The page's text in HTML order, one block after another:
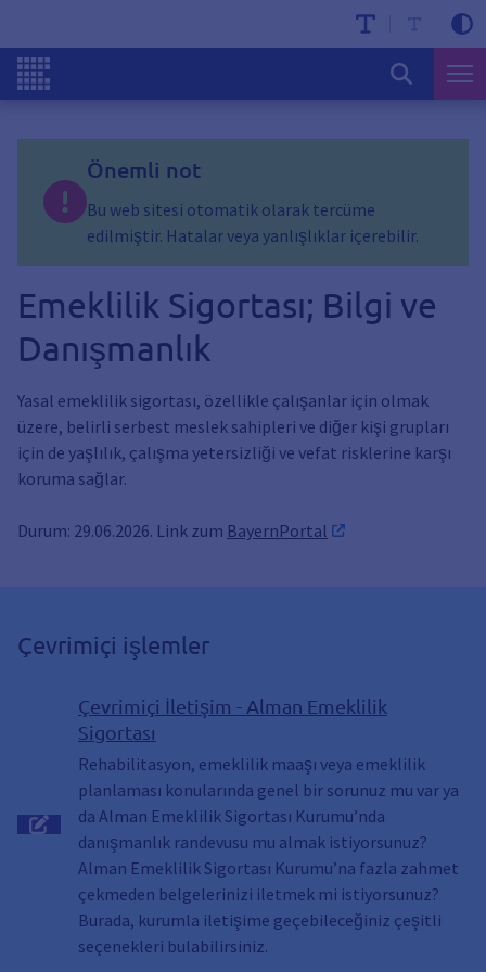
Önemli not
Bu web sitesi otomatik olarak tercüme
edilmiştir. Hatalar veya yanlışlıklar içerebilir.
Emeklilik Sigortası; Bilgi ve
Danışmanlık
Yasal emeklilik sigortası, özellikle çalışanlar için olmak
üzere, belirli serbest meslek sahipleri ve diğer kişi grupları
için de yaşlılık, çalışma yetersizliği ve vefat risklerine karşı
koruma sağlar.
Durum: 29.06.2026. Link zum BayernPortal
Çevrimiçi işlemler
Çevrimiçi İletişim - Alman Emeklilik
Sigortası
Rehabilitasyon, emeklilik maaşı veya emeklilik
planlaması konularında genel bir sorunuz mu var ya
da Alman Emeklilik Sigortası Kurumu’nda
danışmanlık randevusu mu almak istiyorsunuz?
Alman Emeklilik Sigortası Kurumu’na fazla zahmet
çekmeden belgelerinizi iletmek mi istiyorsunuz?
Burada, kurumla iletişime geçebileceğiniz çeşitli
seçenekleri bulabilirsiniz.